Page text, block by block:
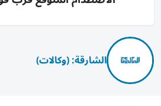
الشارقة: (وكالات)